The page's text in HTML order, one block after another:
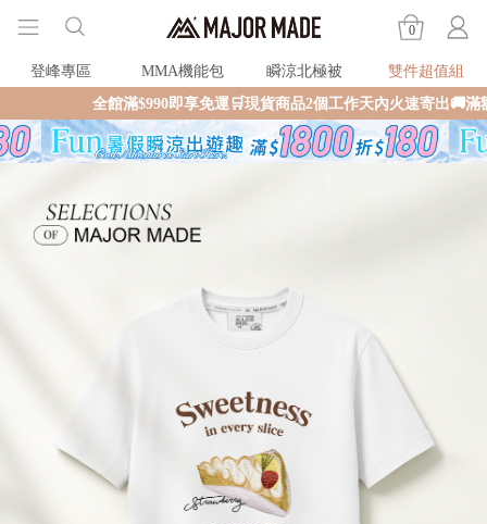
0
登峰專區 MMA機能包 瞬涼北極被
雙件超值組
全館滿$990即享免運🛒現貨商品2個工作天內火速寄出🚚滿額再送限